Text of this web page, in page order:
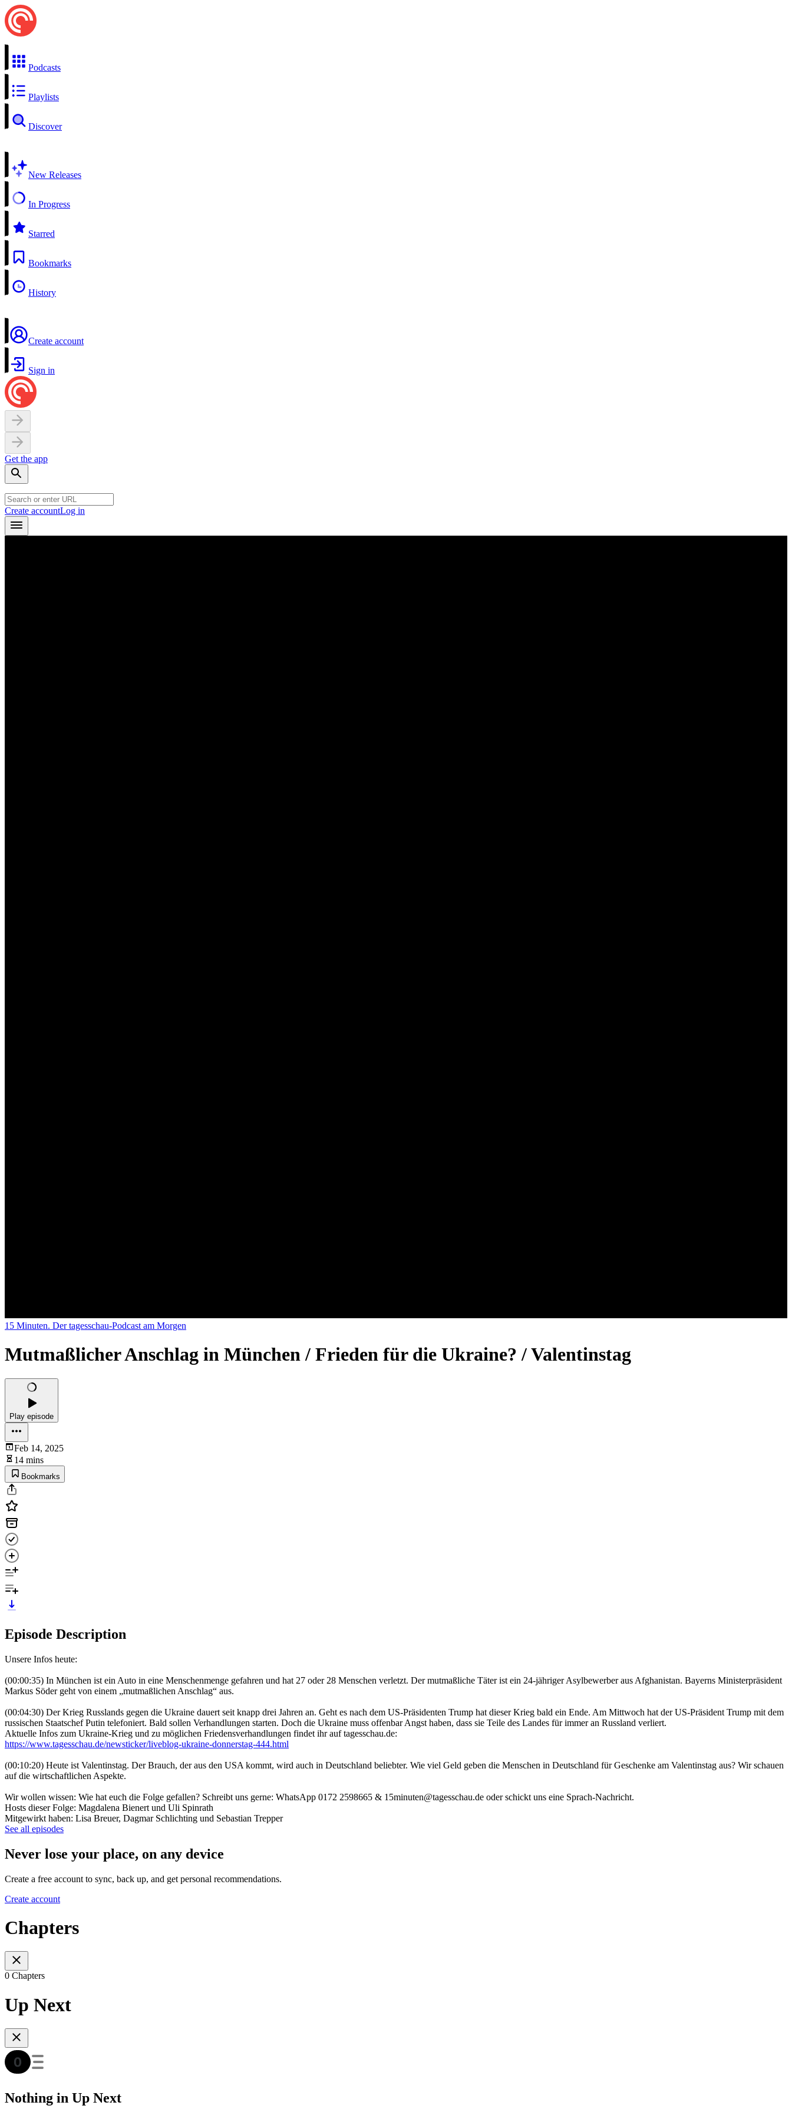
Podcasts
Playlists
Discover
New Releases
In Progress
Starred
Bookmarks
History
Create account
Sign in
Get the app
Create accountLog in
15 Minuten. Der tagesschau-Podcast am Morgen
Mutmaßlicher Anschlag in München / Frieden für die Ukraine? / Valentinstag
Play episode
Feb 14, 2025
14 mins
Bookmarks
Episode Description
Unsere Infos heute:
(00:00:35) In München ist ein Auto in eine Menschenmenge gefahren und hat 27 oder 28 Menschen verletzt. Der mutmaßliche Täter ist ein 24-jähriger Asylbewerber aus Afghanistan. Bayerns Ministerpräsident
Markus Söder geht von einem „mutmaßlichen Anschlag“ aus.
(00:04:30) Der Krieg Russlands gegen die Ukraine dauert seit knapp drei Jahren an. Geht es nach dem US-Präsidenten Trump hat dieser Krieg bald ein Ende. Am Mittwoch hat der US-Präsident Trump mit dem
russischen Staatschef Putin telefoniert. Bald sollen Verhandlungen starten. Doch die Ukraine muss offenbar Angst haben, dass sie Teile des Landes für immer an Russland verliert.
Aktuelle Infos zum Ukraine-Krieg und zu möglichen Friedensverhandlungen findet ihr auf tagesschau.de:
https://www.tagesschau.de/newsticker/liveblog-ukraine-donnerstag-444.html
(00:10:20) Heute ist Valentinstag. Der Brauch, der aus den USA kommt, wird auch in Deutschland beliebter. Wie viel Geld geben die Menschen in Deutschland für Geschenke am Valentinstag aus? Wir schauen
auf die wirtschaftlichen Aspekte.
Wir wollen wissen: Wie hat euch die Folge gefallen? Schreibt uns gerne: WhatsApp 0172 2598665 & 15minuten@tagesschau.de oder schickt uns eine Sprach-Nachricht.
Hosts dieser Folge: Magdalena Bienert und Uli Spinrath
Mitgewirkt haben: Lisa Breuer, Dagmar Schlichting und Sebastian Trepper
See all episodes
Never lose your place, on any device
Create a free account to sync, back up, and get personal recommendations.
Create account
Chapters
0 Chapters
Up Next
Nothing in Up Next